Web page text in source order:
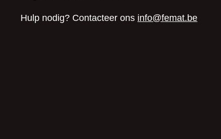
Hulp nodig? Contacteer ons info@femat.be